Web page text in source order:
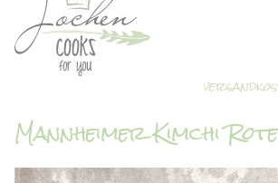
Mannheimer Kimchi